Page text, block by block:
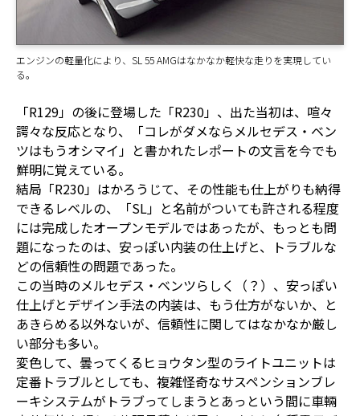
エンジンの軽量化により、SL 55 AMGはなかなか軽快な走りを実現してい
る。
「R129」の後に登場した「R230」、出た当初は、喧々
諤々な反応となり、「コレがダメならメルセデス・ベン
ツはもうオシマイ」と書かれたレポートの文言を今でも
鮮明に覚えている。
結局「R230」はかろうじて、その性能も仕上がりも納得
できるレベルの、「SL」と名前がついても許される程度
には完成したオープンモデルではあったが、もっとも問
題になったのは、安っぽい内装の仕上げと、トラブルな
どの信頼性の問題であった。
この当時のメルセデス・ベンツらしく（？）、安っぽい
仕上げとデザイン手法の内装は、もう仕方がないか、と
あきらめる以外ないが、信頼性に関してはなかなか厳し
い部分も多い。
変色して、曇ってくるヒョウタン型のライトユニットは
定番トラブルとしても、複雑怪奇なサスペンションブレ
ーキシステムがトラブってしまうとあっという間に車輛